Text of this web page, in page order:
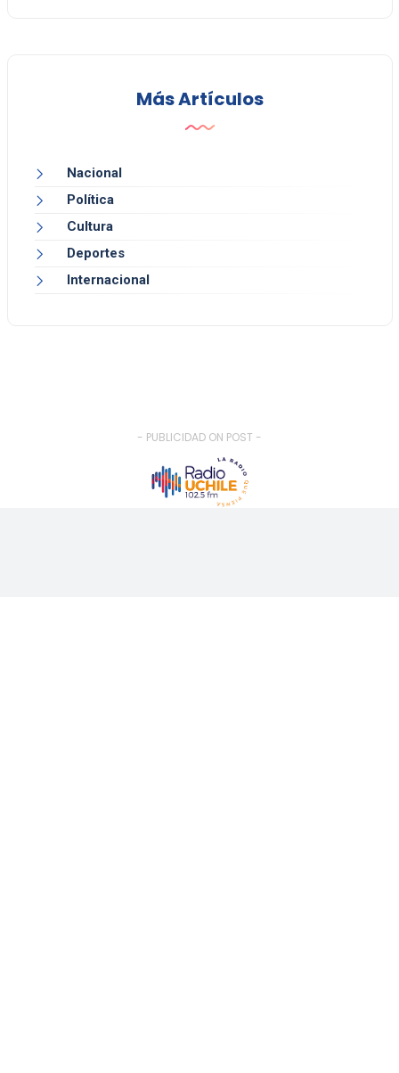
Más Artículos
Nacional
Política
Cultura
Deportes
Internacional
- PUBLICIDAD ON POST -